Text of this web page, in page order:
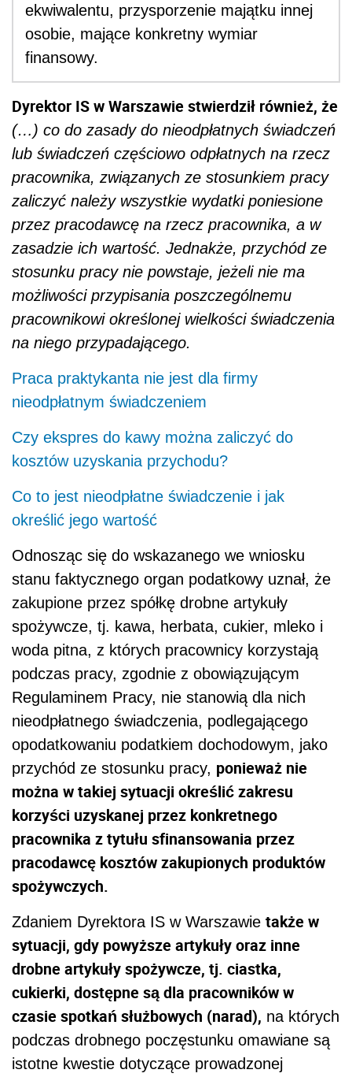
ekwiwalentu, przysporzenie majątku innej
osobie, mające konkretny wymiar
finansowy.
Dyrektor IS w Warszawie stwierdził również, że
(…) co do zasady do nieodpłatnych świadczeń
lub świadczeń częściowo odpłatnych na rzecz
pracownika, związanych ze stosunkiem pracy
zaliczyć należy wszystkie wydatki poniesione
przez pracodawcę na rzecz pracownika, a w
zasadzie ich wartość. Jednakże, przychód ze
stosunku pracy nie powstaje, jeżeli nie ma
możliwości przypisania poszczególnemu
pracownikowi określonej wielkości świadczenia
na niego przypadającego.
Praca praktykanta nie jest dla firmy
nieodpłatnym świadczeniem
Czy ekspres do kawy można zaliczyć do
kosztów uzyskania przychodu?
Co to jest nieodpłatne świadczenie i jak
określić jego wartość
Odnosząc się do wskazanego we wniosku
stanu faktycznego organ podatkowy uznał, że
zakupione przez spółkę drobne artykuły
spożywcze, tj. kawa, herbata, cukier, mleko i
woda pitna, z których pracownicy korzystają
podczas pracy, zgodnie z obowiązującym
Regulaminem Pracy, nie stanowią dla nich
nieodpłatnego świadczenia, podlegającego
opodatkowaniu podatkiem dochodowym, jako
przychód ze stosunku pracy, ponieważ nie
można w takiej sytuacji określić zakresu
korzyści uzyskanej przez konkretnego
pracownika z tytułu sfinansowania przez
pracodawcę kosztów zakupionych produktów
spożywczych.
Zdaniem Dyrektora IS w Warszawie także w
sytuacji, gdy powyższe artykuły oraz inne
drobne artykuły spożywcze, tj. ciastka,
cukierki, dostępne są dla pracowników w
czasie spotkań służbowych (narad), na których
podczas drobnego poczęstunku omawiane są
istotne kwestie dotyczące prowadzonej